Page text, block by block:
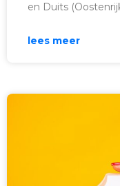
en Duits
lees meer